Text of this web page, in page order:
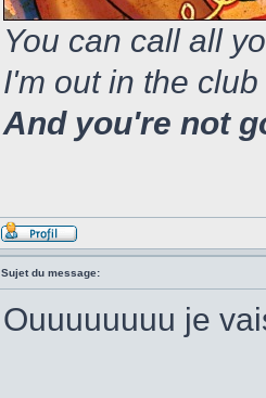
You can call all
I'm out in the
And you're not
Sujet du message:
Ouuuuuuuu je